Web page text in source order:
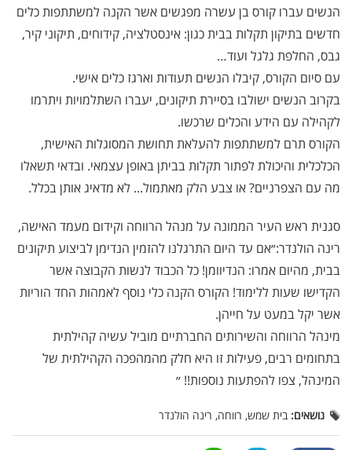
הנשים עברו קורס בן עשרה מפגשים אשר הקנה למשתתפות כלים
חדשים בתיקון תקלות בבית כגון: אינסטלציה, קידוחים, תיקוני קיר,
גבס, החלפת גלגל ועוד…
עם סיום הקורס, קיבלו הנשים תעודות וארגז כלים אישי.
בקרוב הנשים ישולבו בסיירת תיקונים, יעברו השתלמויות ויתרמו
לקהילה עם הידע והכלים שרכשו.
הקורס תרם למשתתפות להעלאת תחושת המסוגלות האישית,
הכלכלית והיכולת לפתור תקלות בביתן באופן עצמאי. ובדאי תשאלו
מה עם הצפרניים? או צבע הלק מאתמול... לא מדאיג אותן בכלל.
סגנית ראש העיר הממונה על מנהל הרווחה וקידום מעמד האישה,
רינה הולנדר:״אם עד היום התרגלנו להזמין הנדימן לביצוע תיקונים
בבית, מהיום אמרו: הנדיוומן! כל הכבוד לנשות הקבוצה אשר
הקדישו שעות ללימוד! הקורס הקנה כלי נוסף לאמהות החד הוריות
אשר יקל במעט על חייהן.
מינהל הרווחה והשירותים החברתיים מוביל עשיה קהילתית
בתחומים רבים, פעילות זו היא חלק מהמהפכה הקהילתית של
המינהל, צפו להפתעות נוספות!! ״
נושאים: בית שמש, רווחה, רינה הולנדר